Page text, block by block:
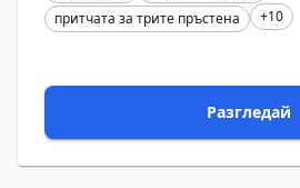
притчата за трите пръстена
+10
Разгледай